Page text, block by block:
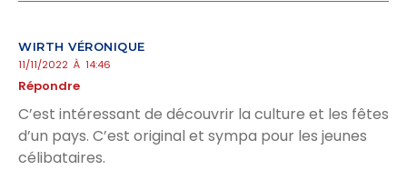
WIRTH VÉRONIQUE
11/11/2022 À 14:46
Répondre
C’est intéressant de découvrir la culture et les fêtes
d’un pays. C’est original et sympa pour les jeunes
célibataires.